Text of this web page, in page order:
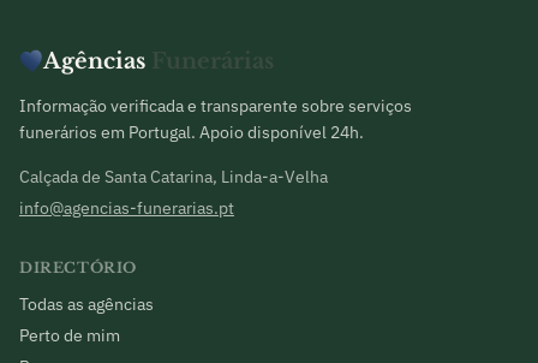
Agências Funerárias
Informação verificada e transparente sobre serviços
funerários em Portugal. Apoio disponível 24h.
Calçada de Santa Catarina, Linda-a-Velha
info@agencias-funerarias.pt
DIRECTÓRIO
Todas as agências
Perto de mim